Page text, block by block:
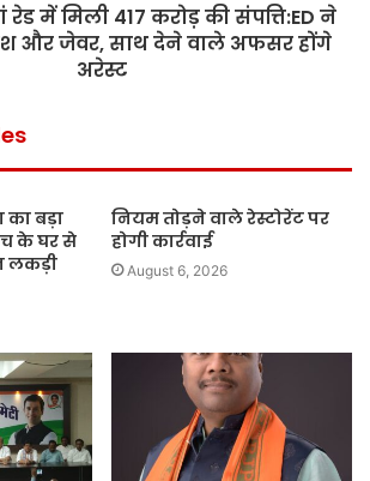
रेड में ​​मिली 417 करोड़ की संपत्ति:ED ने
और जेवर, साथ देने वाले अफसर होंगे
अरेस्ट
का बड़ा
के घर से
लकड़ी
नियम तोड़ने वाले रेस्टोरेंट पर
होगी कार्रवाई
August 6, 2026